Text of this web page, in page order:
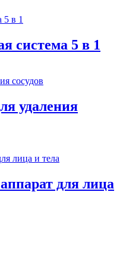
система 5 в 1
удаления
для лица